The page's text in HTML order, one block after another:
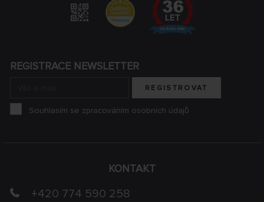
KONTAKT
+420 774 590 258
REGISTRACE NEWSLETTER
REGISTROVAT
Souhlasím se zpracováním osobních údajů